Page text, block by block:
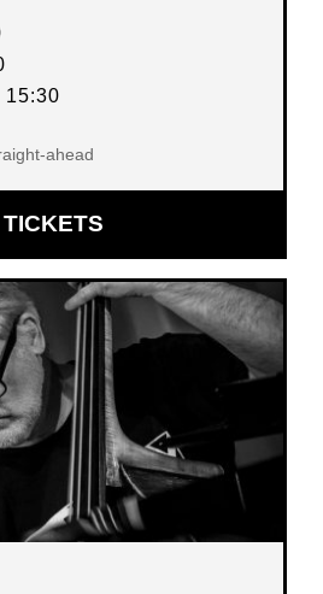
15:30
ahead
TICKETSOPENT
IN
NIEUW
VENSTER